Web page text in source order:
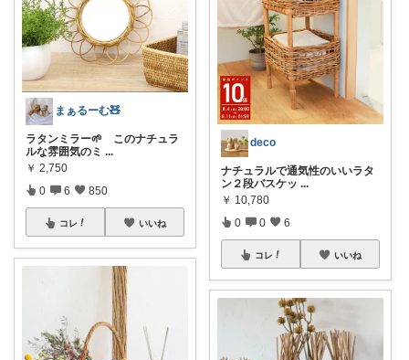
まぁるーむ🧸
ラタンミラー🌱 このナチュラ
ルな雰囲気のミ ...
￥ 2,750
0 6 850
コレ いいね
deco
ナチュラルで通気性のいいラタ
ン２段バスケッ ...
￥ 10,780
0 0 6
コレ いいね